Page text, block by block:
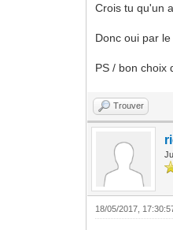
Crois tu qu'un
Donc oui par
PS / bon choix
Trouver
18/05/2017,